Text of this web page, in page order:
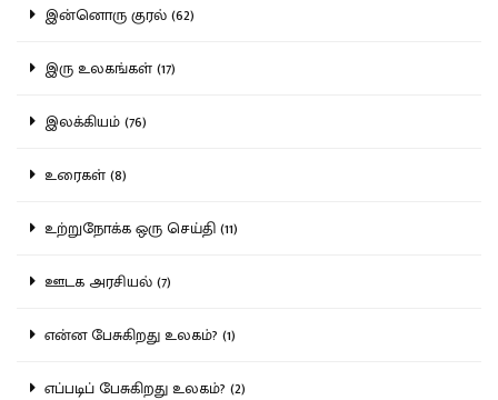
இன்னொரு குரல் (62)
இரு உலகங்கள் (17)
இலக்கியம் (76)
உரைகள் (8)
உற்றுநோக்க ஒரு செய்தி (11)
ஊடக அரசியல் (7)
என்ன பேசுகிறது உலகம்? (1)
எப்படிப் பேசுகிறது உலகம்? (2)